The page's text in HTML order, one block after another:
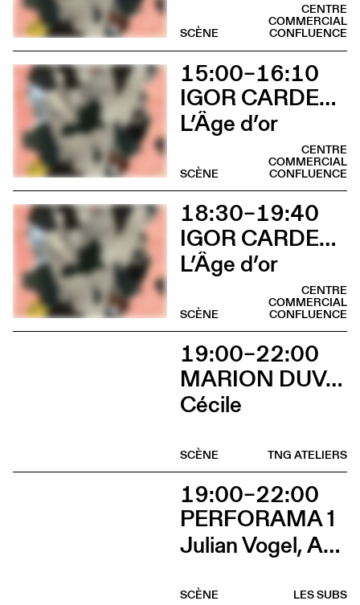
CENTRE
COMMERCIAL
CONFLUENCE
SCÈNE
15:00–16:10
IGOR CARDELLINI & TOMAS GONZALEZ
L’Âge d’or
CENTRE
COMMERCIAL
CONFLUENCE
SCÈNE
18:30–19:40
IGOR CARDELLINI & TOMAS GONZALEZ
L’Âge d’or
CENTRE
COMMERCIAL
CONFLUENCE
SCÈNE
19:00–22:00
MARION DUVAL - CHRIS CADILLAC
Cécile
TNG ATELIERS
SCÈNE
19:00–22:00
PERFORAMA 1
Julian Vogel, Aurélien Dougé, Igor Cardellini & Tomas Gonzalez
LES SUBS
SCÈNE